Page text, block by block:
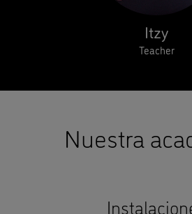
Itzy
Teacher
Nuestra